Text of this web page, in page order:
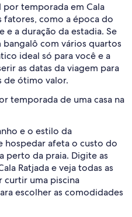
temporada em Cala
fatores, como a época do
a duração da estadia. Se
com vários quartos
ideal só para você e a
as datas da viagem para
de ótimo valor.
temporada de uma casa na
e o estilo da
hospedar afeta o custo do
perto da praia. Digite as
Ratjada e veja todas as
curtir uma piscina
escolher as comodidades